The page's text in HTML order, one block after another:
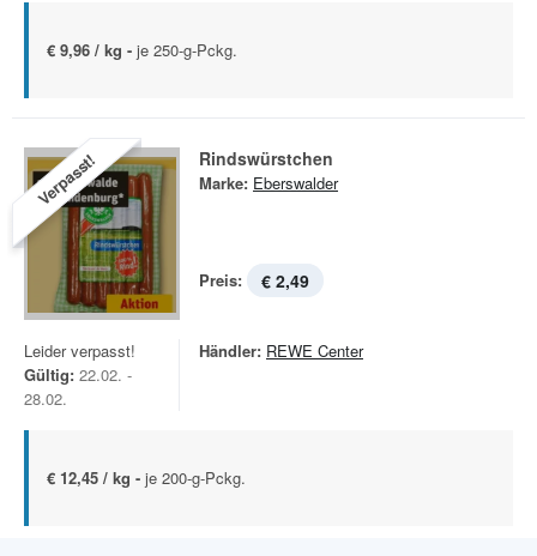
€ 9,96 / kg - je 250-g-Pckg.
Verpasst! Rindswürstchen
Marke: Eberswalder
Preis: € 2,49
Leider verpasst!
Gültig: 22.02. -
28.02.
Händler: REWE Center
€ 12,45 / kg - je 200-g-Pckg.